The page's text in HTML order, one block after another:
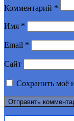
Комментарий *
Имя *
Email *
Сайт
Сохранить моё